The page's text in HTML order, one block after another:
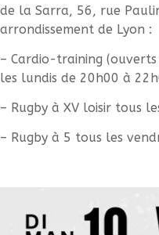
de la Sarra, 56, rue
arrondissement de Lyon :
– Cardio-training
les lundis de 20h00 à
– Rugby à XV loisir tous
– Rugby à 5 tous les